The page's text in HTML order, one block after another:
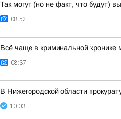
Так могут (но не факт, что будут)
08:52
Всё чаще в криминальной хронике
08:37
В Нижегородской области
10:03